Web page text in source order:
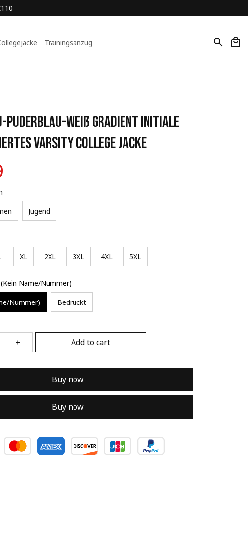
Trainingsanzug
Puderblau-Weiß Gradient Initiale
Varsity College Jacke
Jugend
XL 2XL 3XL 4XL 5XL
Name/Nummer)
Nummer) Bedruckt
Add to cart
Buy now
Buy now